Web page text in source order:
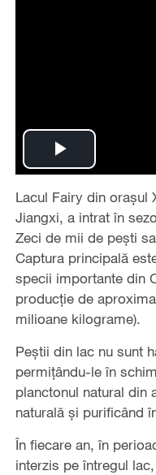
Play
Video
Lacul Fairy din orașul
Jiangxi, a intrat în
Zeci de mii de pești
Captura principală
specii importante din
producție de
milioane kilograme).
Peștii din lac nu sunt
permițându-le în
planctonul natural din
naturală și purificând
În fiecare an, în
interzis pe întregul